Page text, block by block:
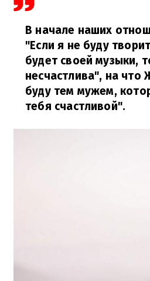
В начале наших
"Если я не буду
будет своей музыки,
несчастлива", на что
буду тем мужем,
тебя счастливой".